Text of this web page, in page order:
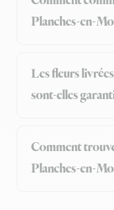
Planches-en-
Les fleurs
sont-elles
Comment
Planches-en-